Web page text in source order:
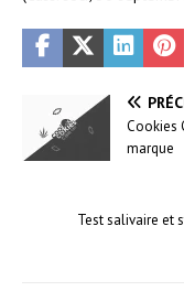
Cookies
marque
Test salivaire et